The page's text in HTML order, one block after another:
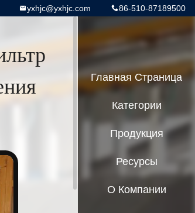
86-510-87189500
yxhjc@yxhjc.com
Главная Страница
Категории
Продукция
Ресурсы
О Компании